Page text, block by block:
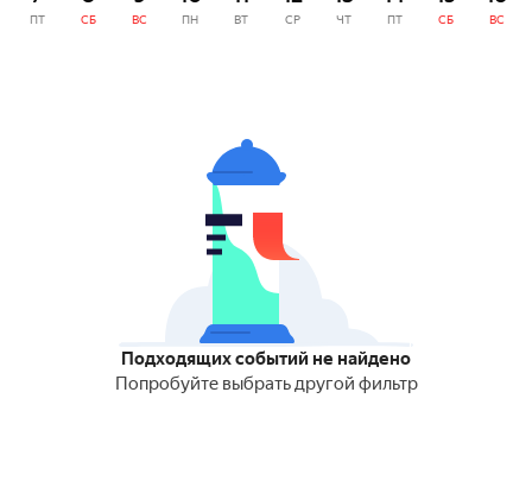
ПТ СБ ВС ПН ВТ СР ЧТ ПТ СБ ВС
Подходящих событий не найдено
Попробуйте выбрать другой фильтр